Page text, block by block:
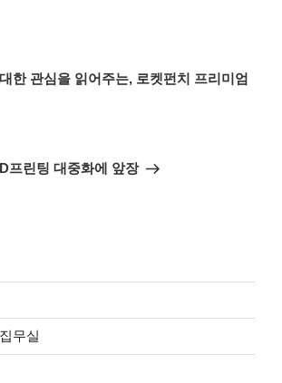
한 관심을 읽어주는, 로켓펀치 프리미엄
프린팅 대중화에 앞장
무실